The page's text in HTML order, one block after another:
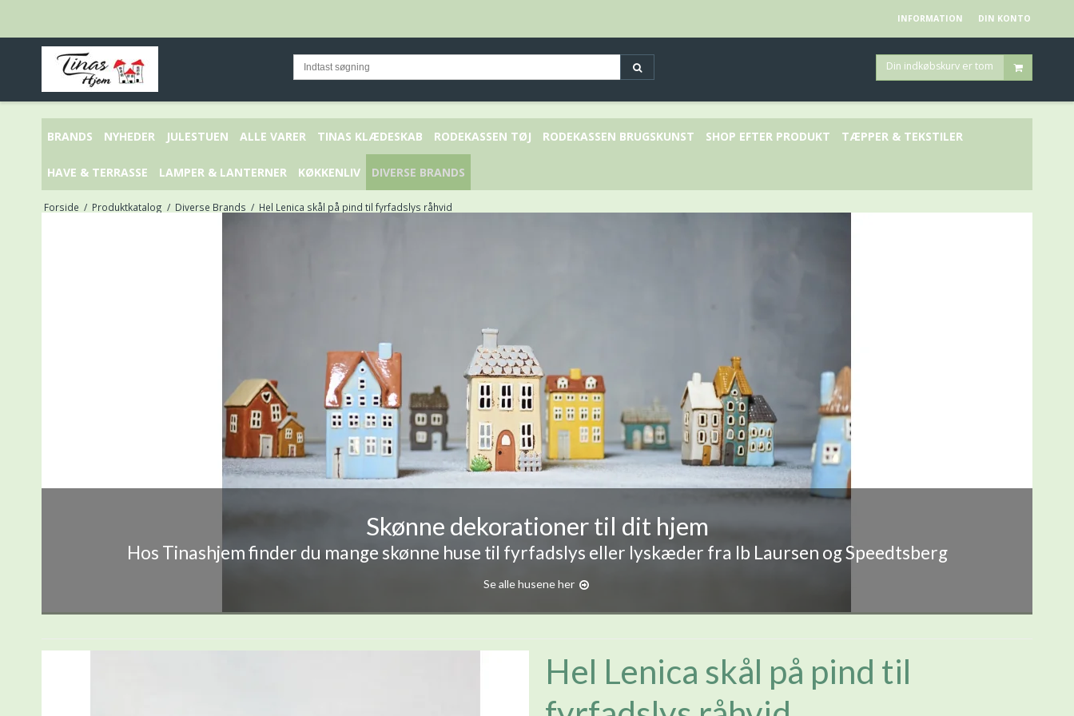
INFORMATION DIN KONTO
Din indkøbskurv er tom
BRANDS NYHEDER JULESTUEN ALLE VARER TINAS KLÆDESKAB RODEKASSEN TØJ RODEKASSEN BRUGSKUNST SHOP EFTER PRODUKT TÆPPER & TEKSTILER
HAVE & TERRASSE LAMPER & LANTERNER KØKKENLIV DIVERSE BRANDS
Forside / Produktkatalog / Diverse Brands / Hel Lenica skål på pind til fyrfadslys råhvid
Skønne dekorationer til dit hjem
Hos Tinashjem finder du mange skønne huse til fyrfadslys eller lyskæder fra Ib Laursen og Speedtsberg
Se alle husene her
Hel Lenica skål på pind til